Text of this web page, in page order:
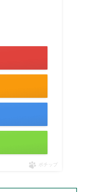
ポチップ